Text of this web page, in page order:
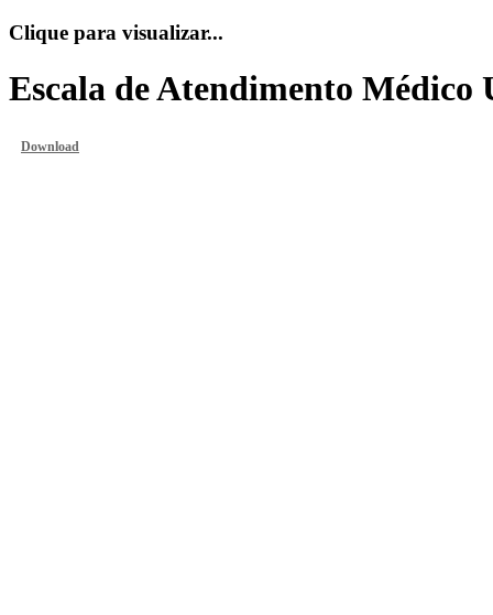
Clique para visualizar...
Escala de Atendimento Médico
Download